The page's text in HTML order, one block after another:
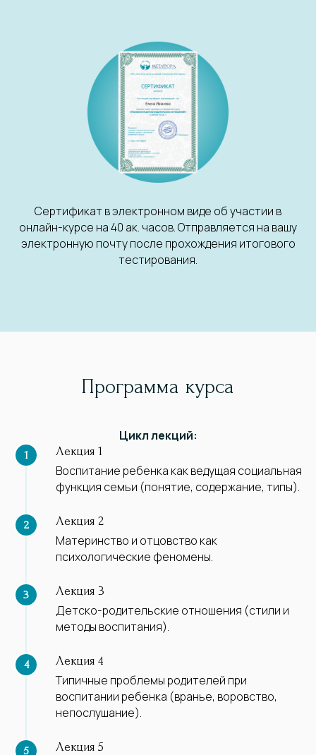
Сертификат в электронном виде об участии в
онлайн-курсе на 40 ак. часов. Отправляется на вашу
электронную почту после прохождения итогового
тестирования.
Программа курса
Цикл лекций:
Лекция 1
Воспитание ребенка как ведущая социальная
функция семьи (понятие, содержание, типы).
Лекция 2
Материнство и отцовство как
психологические феномены.
Лекция 3
Детско-родительские отношения (стили и
методы воспитания).
Лекция 4
Типичные проблемы родителей при
воспитании ребенка (вранье, воровство,
непослушание).
Лекция 5